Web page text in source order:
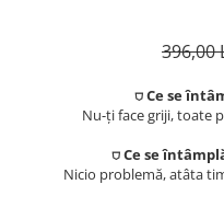
Clapete de actionare
Capace WC
396,00
⛉ Ce se
Nu-ți face griji, toate
⛉ Ce se
Nicio problemă, atâta